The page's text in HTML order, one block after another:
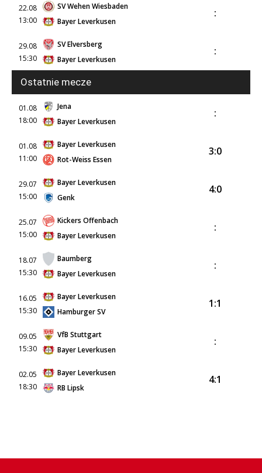
22.08
13:00
SV Wehen Wiesbaden
Bayer Leverkusen
:
29.08
15:30
SV Elversberg
Bayer Leverkusen
:
Ostatnie mecze
01.08
18:00
Jena
Bayer Leverkusen
:
01.08
11:00
Bayer Leverkusen
Rot-Weiss Essen
3:0
29.07
15:00
Bayer Leverkusen
Genk
4:0
25.07
15:00
Kickers Offenbach
Bayer Leverkusen
:
18.07
15:30
Baumberg
Bayer Leverkusen
:
16.05
15:30
Bayer Leverkusen
Hamburger SV
1:1
09.05
15:30
VfB Stuttgart
Bayer Leverkusen
:
02.05
18:30
Bayer Leverkusen
RB Lipsk
4:1